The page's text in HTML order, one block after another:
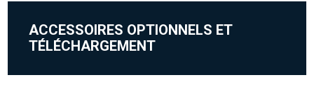
ACCESSOIRES OPTIONNELS ET
TÉLÉCHARGEMENT